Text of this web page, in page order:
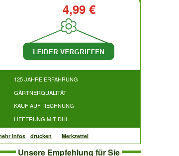
4,99 €
125 JAHRE ERFAHRUNG
GÄRTNERQUALITÄT
KAUF AUF RECHNUNG
LIEFERUNG MIT DHL
Infos drucken Merkzettel
Unsere Empfehlung für Sie